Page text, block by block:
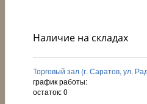
Наличие на складах
Торговый зал (г. Саратов, ул.
график работы:
остаток:0